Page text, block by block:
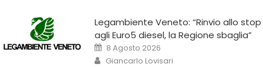
Legambiente Veneto: “Rinvio allo stop
agli Euro5 diesel, la Regione sbaglia”
8 Agosto 2026
Giancarlo Lovisari